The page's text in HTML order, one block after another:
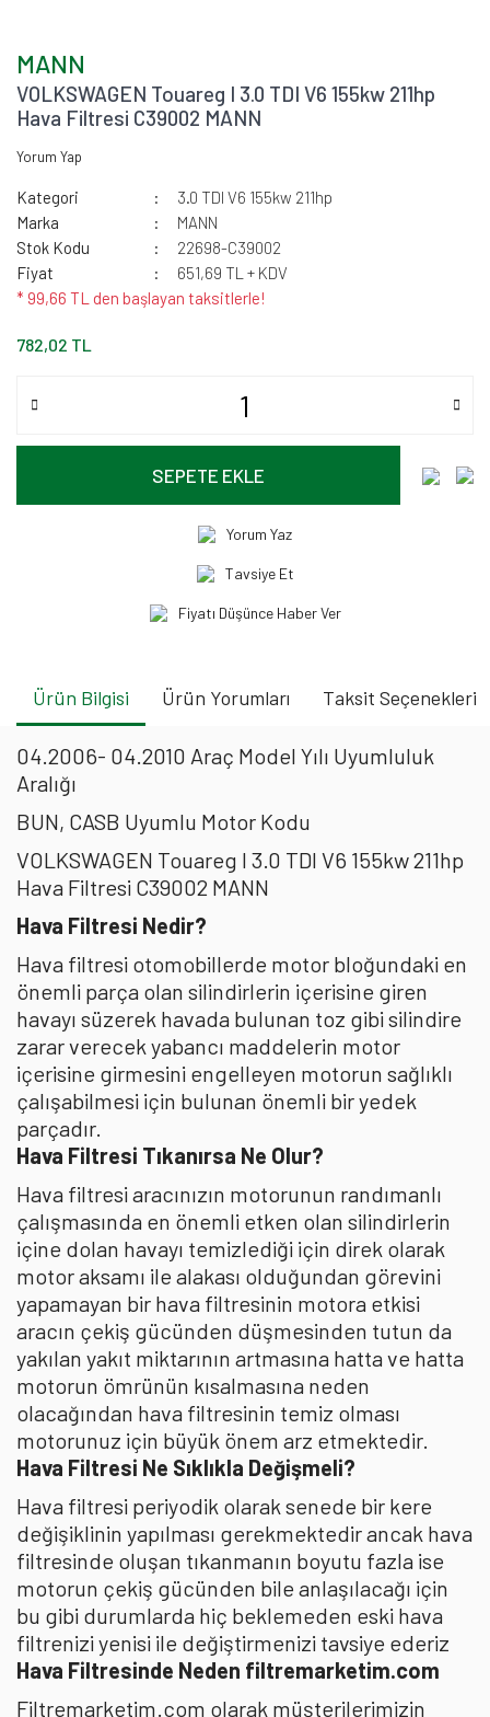
MANN
VOLKSWAGEN Touareg I 3.0 TDI V6 155kw 211hp
Hava Filtresi C39002 MANN
Yorum Yap
Kategori
3.0 TDI V6 155kw 211hp
Marka
MANN
Stok Kodu
22698-C39002
Fiyat
651,69 TL + KDV
* 99,66 TL den başlayan taksitlerle!
782,02 TL
SEPETE EKLE
Yorum Yaz
Tavsiye Et
Fiyatı Düşünce Haber Ver
Ürün Bilgisi Ürün Yorumları Taksit Seçenekleri
04.2006- 04.2010 Araç Model Yılı Uyumluluk
Aralığı
BUN, CASB Uyumlu Motor Kodu
VOLKSWAGEN Touareg I 3.0 TDI V6 155kw 211hp
Hava Filtresi C39002 MANN
Hava Filtresi Nedir?
Hava filtresi otomobillerde motor bloğundaki en
önemli parça olan silindirlerin içerisine giren
havayı süzerek havada bulunan toz gibi silindire
zarar verecek yabancı maddelerin motor
içerisine girmesini engelleyen motorun sağlıklı
çalışabilmesi için bulunan önemli bir yedek
parçadır.
Hava Filtresi Tıkanırsa Ne Olur?
Hava filtresi aracınızın motorunun randımanlı
çalışmasında en önemli etken olan silindirlerin
içine dolan havayı temizlediği için direk olarak
motor aksamı ile alakası olduğundan görevini
yapamayan bir hava filtresinin motora etkisi
aracın çekiş gücünden düşmesinden tutun da
yakılan yakıt miktarının artmasına hatta ve hatta
motorun ömrünün kısalmasına neden
olacağından hava filtresinin temiz olması
motorunuz için büyük önem arz etmektedir.
Hava Filtresi Ne Sıklıkla Değişmeli?
Hava filtresi periyodik olarak senede bir kere
değişiklinin yapılması gerekmektedir ancak hava
filtresinde oluşan tıkanmanın boyutu fazla ise
motorun çekiş gücünden bile anlaşılacağı için
bu gibi durumlarda hiç beklemeden eski hava
filtrenizi yenisi ile değiştirmenizi tavsiye ederiz
Hava Filtresinde Neden filtremarketim.com
Filtremarketim.com olarak müşterilerimizin